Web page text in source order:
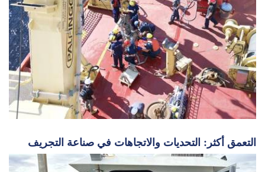
التعمق أكثر: التحديات والاتجاهات في صناعة التجريف